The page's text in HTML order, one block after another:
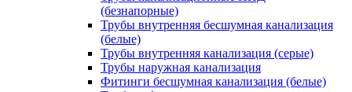
(безнапорные)
Трубы внутренняя бесшумная канализация
(белые)
Трубы внутренняя канализация (серые)
Трубы наружная канализация
Фитинги бесшумная канализация (белые)